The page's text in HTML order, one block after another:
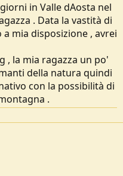
in Valle dAosta nel
. Data la vastità di
mia disposizione , avrei
, la mia ragazza un po'
della natura quindi
con la possibilità di
.